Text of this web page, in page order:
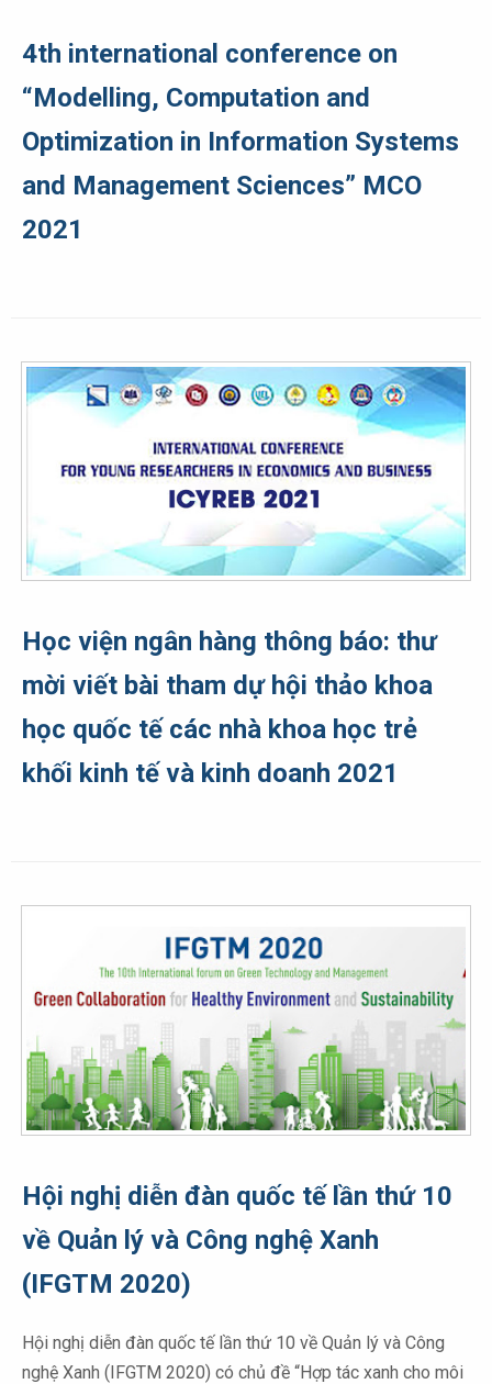
4th international conference on
“Modelling, Computation and
Optimization in Information Systems
and Management Sciences” MCO
2021
Học viện ngân hàng thông báo: thư
mời viết bài tham dự hội thảo khoa
học quốc tế các nhà khoa học trẻ
khối kinh tế và kinh doanh 2021
Hội nghị diễn đàn quốc tế lần thứ 10
về Quản lý và Công nghệ Xanh
(IFGTM 2020)
Hội nghị diễn đàn quốc tế lần thứ 10 về Quản lý và Công
nghệ Xanh (IFGTM 2020) có chủ đề “Hợp tác xanh cho môi